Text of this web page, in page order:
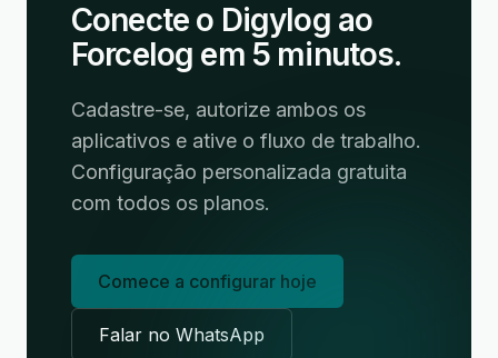
Conecte o Digylog ao
Forcelog em 5 minutos.
Cadastre-se, autorize ambos os
aplicativos e ative o fluxo de trabalho.
Configuração personalizada gratuita
com todos os planos.
Comece a configurar hoje
Falar no WhatsApp